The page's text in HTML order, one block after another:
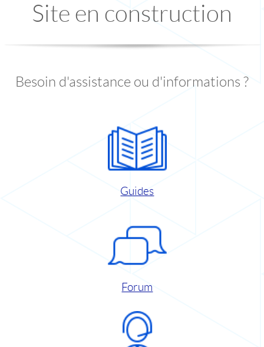
Site en construction
Besoin d'assistance ou d'informations ?
Guides
Forum